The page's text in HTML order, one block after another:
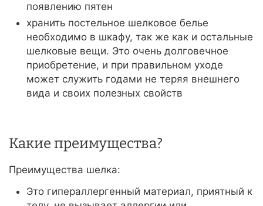
появлению пятен
хранить постельное шелковое белье
необходимо в шкафу, так же как и остальные
шелковые вещи. Это очень долговечное
приобретение, и при правильном уходе
может служить годами не теряя внешнего
вида и своих полезных свойств
Какие преимущества?
Преимущества шелка:
Это гипераллергенный материал, приятный к